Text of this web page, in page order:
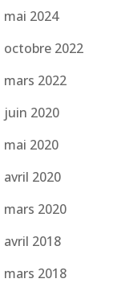
mai 2024
octobre 2022
mars 2022
juin 2020
mai 2020
avril 2020
mars 2020
avril 2018
mars 2018